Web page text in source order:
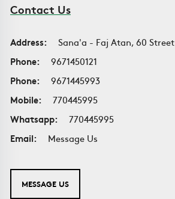
Contact Us
Address:
Sana'a - Faj Atan, 60 Street
Phone:
9671450121
Phone:
9671445993
Mobile:
770445995
Whatsapp:
770445995
Email:
Message Us
MESSAGE US